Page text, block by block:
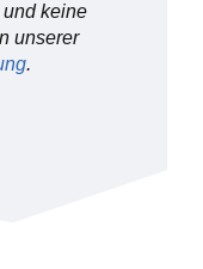
keine
unserer
.